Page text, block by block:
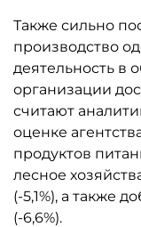
Также сильно
производство
деятельность в
организации
считают
оценке
продуктов
лесное
(-5,1%), а также
(-6,6%).